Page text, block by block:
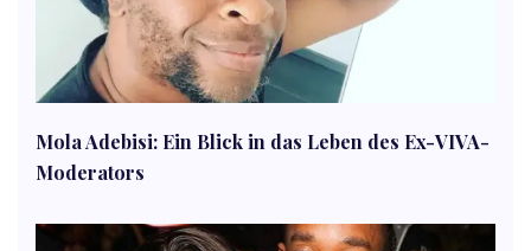
Mola Adebisi: Ein Blick in das Leben des Ex-VIVA-
Moderators